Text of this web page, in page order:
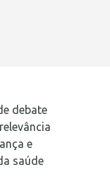
debate
e
saúde